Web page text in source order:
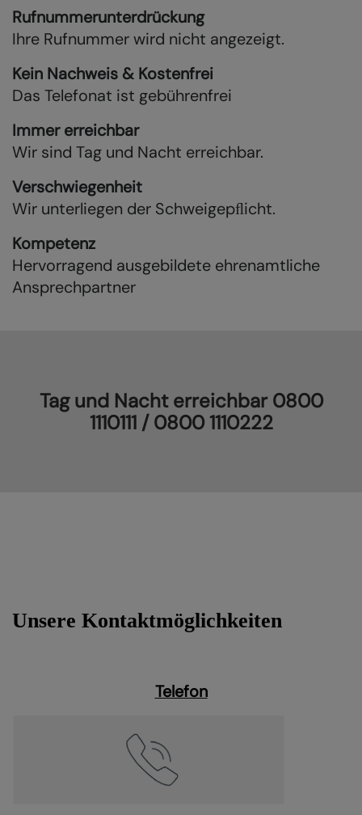
Rufnummerunterdrückung
Ihre Rufnummer wird nicht angezeigt.
Kein Nachweis & Kostenfrei
Das Telefonat ist gebührenfrei
Immer erreichbar
Wir sind Tag und Nacht erreichbar.
Verschwiegenheit
Wir unterliegen der Schweigepﬂicht.
Kompetenz
Hervorragend ausgebildete ehrenamtliche
Ansprechpartner
Tag und Nacht erreichbar 0800
1110111 / 0800 1110222
Unsere Kontaktmöglichkeiten
Telefon